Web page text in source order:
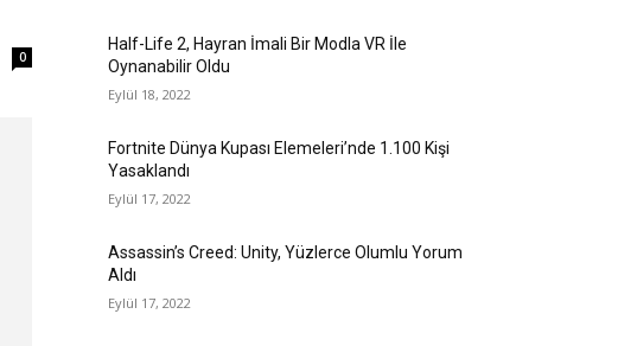
0
Half-Life 2, Hayran İmali Bir Modla VR İle
Oynanabilir Oldu
Eylül 18, 2022
Fortnite Dünya Kupası Elemeleri’nde 1.100 Kişi
Yasaklandı
Eylül 17, 2022
Assassin’s Creed: Unity, Yüzlerce Olumlu Yorum
Aldı
Eylül 17, 2022